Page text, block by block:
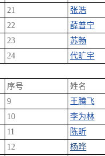
21 张浩
22 薛普宁
23 苏畅
24 代旷宇
序号 姓名
9 王腾飞
10 李为林
11 陈昕
12 杨晔